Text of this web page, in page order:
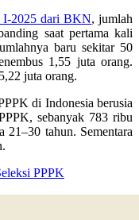
I-2025 dari BKN, jumlah
saat pertama kali
baru sekitar 50
1,55 juta orang.
juta orang.
di Indonesia berusia
sebanyak 783 ribu
21–30 tahun. Sementara
PPPK